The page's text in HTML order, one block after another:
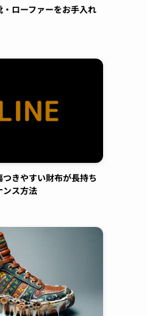
昔から金属アレルギーがあ
クセサリーも誤魔化しながらつけ
が、ガラスコーティングにより金
ぐにご対応頂き、30分ほどの施工で
これからは気にせず、アクセサリー
すぐにまたお願いしちゃおうと思い
23
久々に買ったスニーカー。白
くなので気にしていたら、友人か
はすぐ履けるようにしてもらって
てますが、白スニーカーでも気に
いキレイに保ててます。また新し
持って行こうと思います
22
・ローファーをお手入れ
つきやすい財布が長持ち
ンス方法